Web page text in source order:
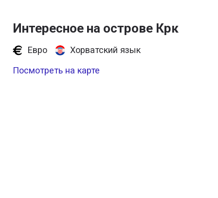
Интересное на острове Крк
Евро
Хорватский язык
Посмотреть на карте